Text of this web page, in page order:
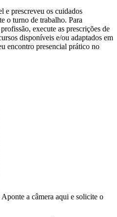
e prescreveu os cuidados
o turno de trabalho. Para
execute as prescrições de
disponíveis e/ou adaptados em
encontro presencial prático no
Aponte a câmera aqui e solicite o